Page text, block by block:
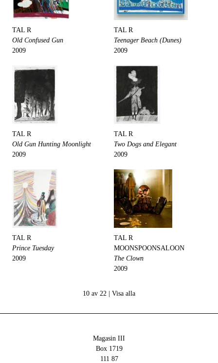
TAL R
Old Confused Gun
2009
TAL R
Teenager Beach (Dunes)
2009
TAL R
Old Gun Hunting Moonlight
2009
TAL R
Two Dogs and Elegant
2009
TAL R
Prince Tuesday
2009
TAL R
MOONSPOONSALOON
The Clown
2009
10 av 22 | Visa alla
Magasin III
Box 1719
111 87